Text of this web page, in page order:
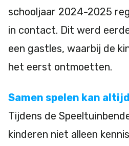
schooljaar 2024-2025
in contact. Dit werd
een gastles, waarbij de
het eerst ontmoetten.
Samen spelen kan altijd
Tijdens de
kinderen niet alleen